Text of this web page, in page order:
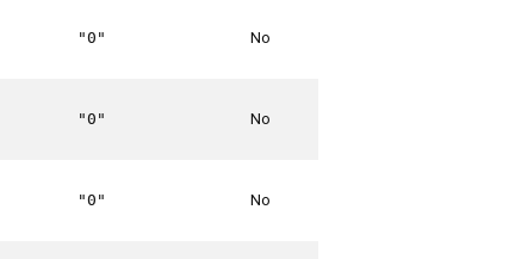
"0" No
"0" No
"0" No